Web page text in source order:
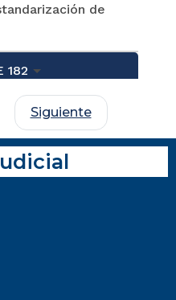
de
182
Siguiente